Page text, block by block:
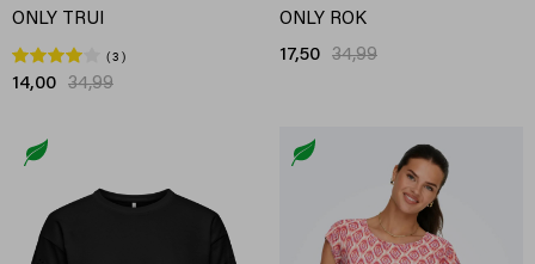
ONLY TRUI
3
14,00 34,99
ONLY ROK
17,50 34,99